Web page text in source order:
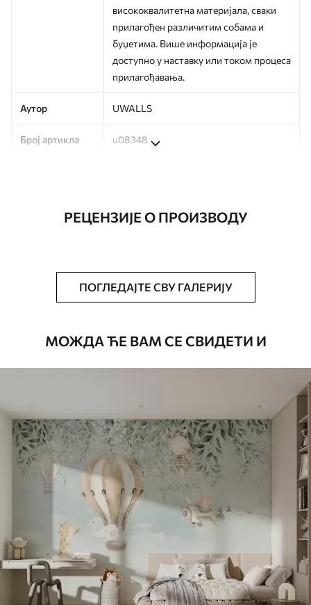
висококвалитетна материјала, сваки
прилагођен различитим собама и
буџетима. Више информација је
доступно у наставку или током процеса
прилагођавања.
Аутор UWALLS
Број артикла u08348
Тапета се може нежно очистити меким
сунђером. Позадине са завршном
водом.
Standard
45 .00 27.00 € /m²
34.00 /m²
Premium Vinil
65.0039 .00€/m²
РЕЦЕНЗИЈЕ О ПРОИЗВОДУ
ПОГЛЕДАЈТЕ СВУ ГАЛЕРИЈУ
МОЖДА ЋЕ ВАМ СЕ СВИДЕТИ И